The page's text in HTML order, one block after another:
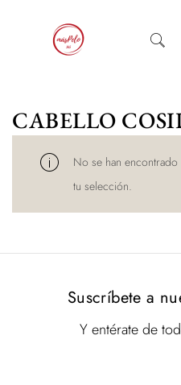
CABELLO
No se han
tu selección.
Suscríbete a
Y entérate de